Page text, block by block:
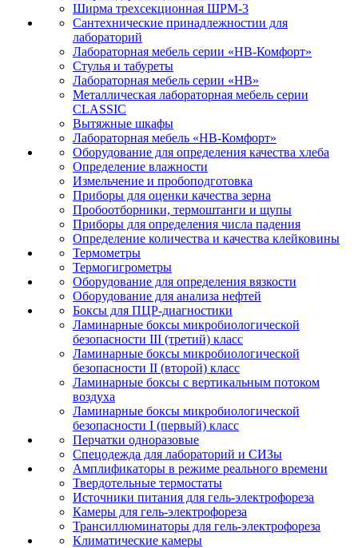
Ширма трехсекционная ШРМ-3
Сантехнические принадлежностии для
лабораторий
Лабораторная мебель серии «НВ-Комфорт»
Стулья и табуреты
Лабораторная мебель серии «НВ»
Металлическая лабораторная мебель серии
CLASSIC
Вытяжные шкафы
Лабораторная мебель «НВ-Комфорт»
Оборудование для определения качества хлеба
Определение влажности
Измельчение и пробоподготовка
Приборы для оценки качества зерна
Пробоотборники, термоштанги и щупы
Приборы для определения числа падения
Определение количества и качества клейковины
Термометры
Термогигрометры
Оборудование для определения вязкости
Оборудование для анализа нефтей
Боксы для ПЦР-диагностики
Ламинарные боксы микробиологической
безопасности III (третий) класс
Ламинарные боксы микробиологической
безопасности II (второй) класс
Ламинарные боксы с вертикальным потоком
воздуха
Ламинарные боксы микробиологической
безопасности I (первый) класс
Перчатки одноразовые
Спецодежда для лабораторий и СИЗы
Амплификаторы в режиме реального времени
Твердотельные термостаты
Источники питания для гель-электрофореза
Камеры для гель-электрофореза
Трансиллюминаторы для гель-электрофореза
Климатические камеры